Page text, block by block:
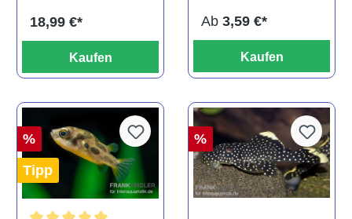
18,99 €*
Kaufen
Ab 3,59 €*
Kaufen
%
Tipp
%